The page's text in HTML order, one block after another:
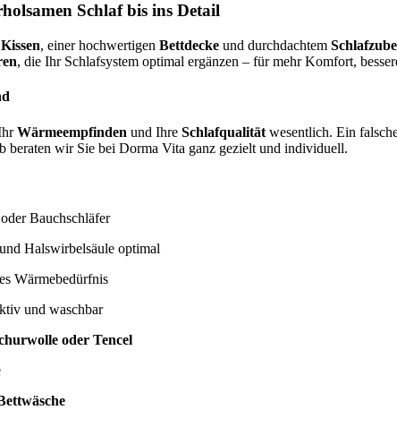
Schlaf bis ins Detail
Kissen, einer hochwertigen Bettdecke und durchdachtem
, die Ihr Schlafsystem optimal ergänzen – für mehr Komfort,
Wärmeempfinden und Ihre Schlafqualität wesentlich. Ein
beraten wir Sie bei Dorma Vita ganz gezielt und individuell.
Bauchschläfer
Halswirbelsäule optimal
Wärmebedürfnis
und waschbar
oder Tencel